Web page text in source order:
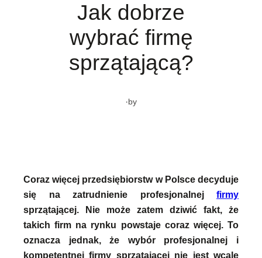
Jak dobrze
wybrać firmę
sprzątającą?
·by
Coraz więcej przedsiębiorstw w Polsce decyduje
się na zatrudnienie profesjonalnej firmy
sprzątającej. Nie może zatem dziwić fakt, że
takich firm na rynku powstaje coraz więcej. To
oznacza jednak, że wybór profesjonalnej i
kompetentnej firmy sprzątającej nie jest wcale